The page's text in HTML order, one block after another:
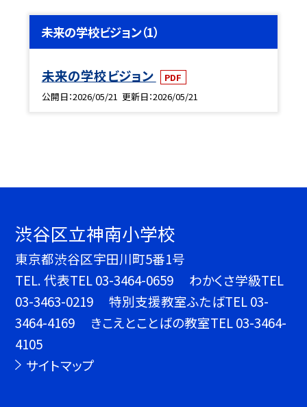
未来の学校ビジョン（1）
未来の学校ビジョン
PDF
公開日 2026/05/21 更新日 2026/05/21
渋谷区立神南小学校
東京都渋谷区宇田川町5番1号
TEL.代表TEL 03-3464-0659 わかくさ学級TEL
03-3463-0219 特別支援教室ふたばTEL 03-
3464-4169 きこえとことばの教室TEL 03-3464-
4105
サイトマップ